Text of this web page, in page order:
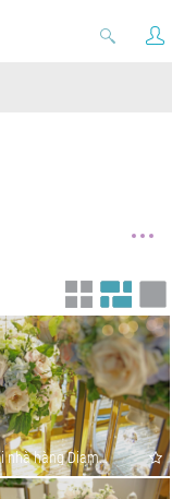
tiệc cưới tại nhà hàng Diamond 2